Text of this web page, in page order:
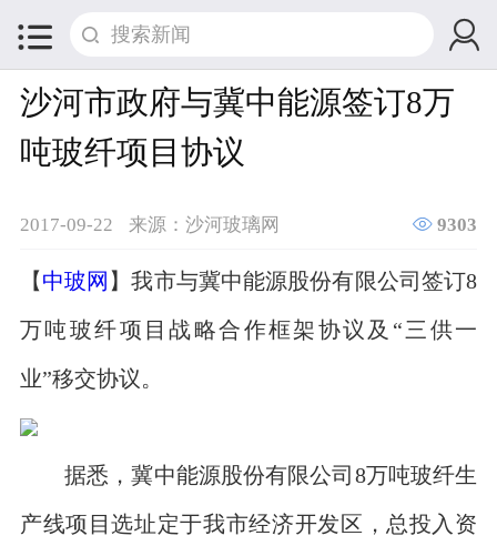
 
沙河市政府与冀中能源签订8万
吨玻纤项目协议
2017-09-22 来源：沙河玻璃网  9303
【 中玻网 】我市与冀中能源股份有限公司签订8
万吨玻纤项目战略合作框架协议及“三供一
业”移交协议。
据悉，冀中能源股份有限公司8万吨玻纤生
产线项目选址定于我市经济开发区，总投入资